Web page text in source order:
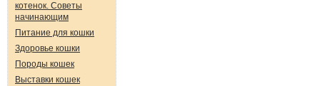
котенок. Советы
начинающим
Питание для кошки
Здоровье кошки
Породы кошек
Выставки кошек